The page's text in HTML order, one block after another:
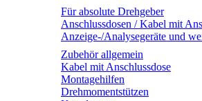
Für absolute Drehgeber
Anschlussdosen / Kabel mit
Anzeige-/Analysegeräte und
Zubehör allgemein
Kabel mit Anschlussdose
Montagehilfen
Drehmomentstützen